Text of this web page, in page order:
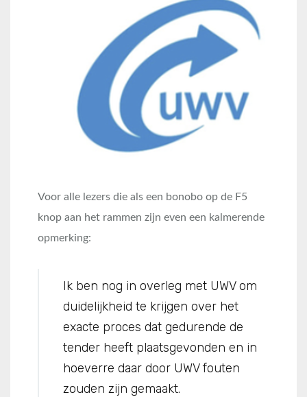
Voor alle lezers die als een bonobo op de F5
knop aan het rammen zijn even een kalmerende
opmerking:
Ik ben nog in overleg met UWV om
duidelijkheid te krijgen over het
exacte proces dat gedurende de
tender heeft plaatsgevonden en in
hoeverre daar door UWV fouten
zouden zijn gemaakt.